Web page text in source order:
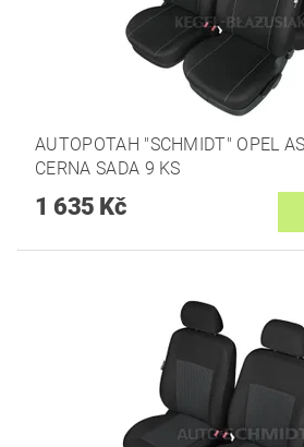
AUTOPOTAH "SCHMIDT" OPEL
CERNA SADA 9 KS
1 635 Kč